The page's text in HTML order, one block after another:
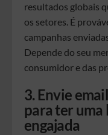
resultados globais
os setores. É
campanhas
Depende do seu
consumidor e das
3. Envie
para ter uma
engajada